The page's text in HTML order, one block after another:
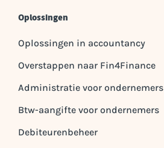
Oplossingen
Oplossingen in accountancy
Overstappen naar Fin4Finance
Administratie voor ondernemers
Btw-aangifte voor ondernemers
Debiteurenbeheer